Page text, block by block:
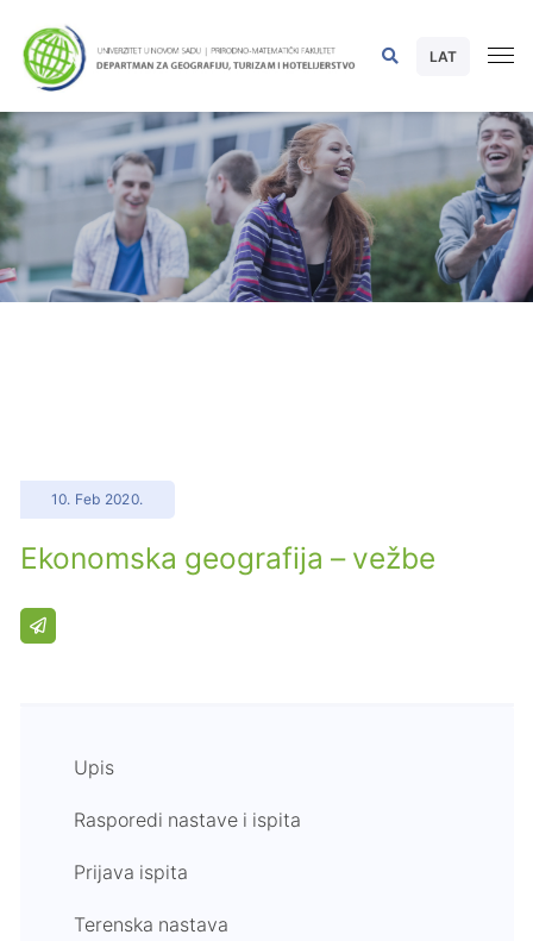
LAT
10. Feb 2020.
Ekonomska geografija – vežbe
Upis
Rasporedi nastave i ispita
Prijava ispita
Terenska nastava